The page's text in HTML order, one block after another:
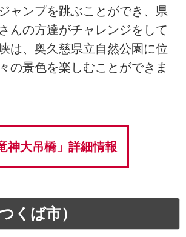
ャンプを跳ぶことができ、県
んの方達がチャレンジをして
は、奥久慈県立自然公園に位
の景色を楽しむことができま
神大吊橋」詳細情報
くば市）